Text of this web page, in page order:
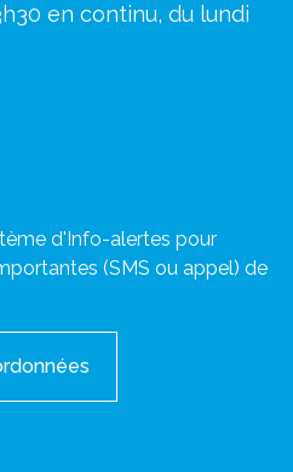
en continu, du lundi
d'Info-alertes pour
(SMS ou appel) de